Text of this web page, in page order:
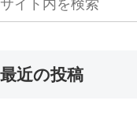
最近の投稿